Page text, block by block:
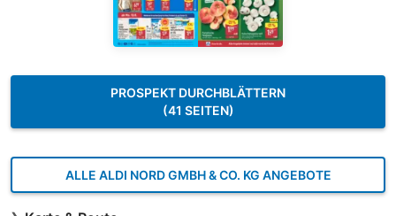
PROSPEKT DURCHBLÄTTERN
(41 SEITEN)
ALLE ALDI NORD GMBH & CO. KG ANGEBOTE